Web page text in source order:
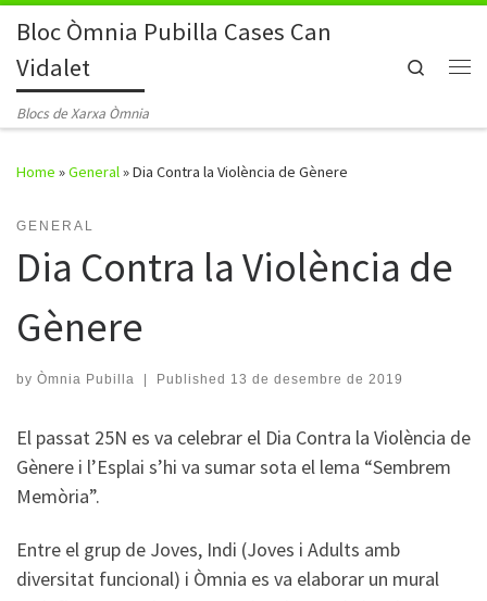
Skip to content
Bloc Òmnia Pubilla Cases Can
Vidalet
Blocs de Xarxa Òmnia
Search
Home »General»Dia Contra la Violència de Gènere
GENERAL
Dia Contra la Violència de
Gènere
by Òmnia Pubilla Published 13 de desembre de 2019
El passat 25N es va celebrar el Dia Contra la Violència de
Gènere i l’Esplai s’hi va sumar sota el lema “Sembrem
Memòria”.
Entre el grup de Joves, Indi (Joves i Adults amb
diversitat funcional) i Òmnia es va elaborar un mural